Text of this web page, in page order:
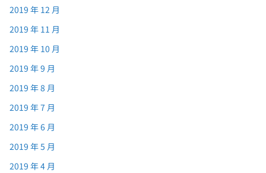
2019 年 12 月
2019 年 11 月
2019 年 10 月
2019 年 9 月
2019 年 8 月
2019 年 7 月
2019 年 6 月
2019 年 5 月
2019 年 4 月